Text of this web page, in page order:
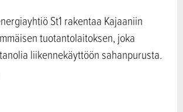
St1 rakentaa Kajaaniin
tuotantolaitoksen, joka
liikennekäyttöön sahanpurusta.